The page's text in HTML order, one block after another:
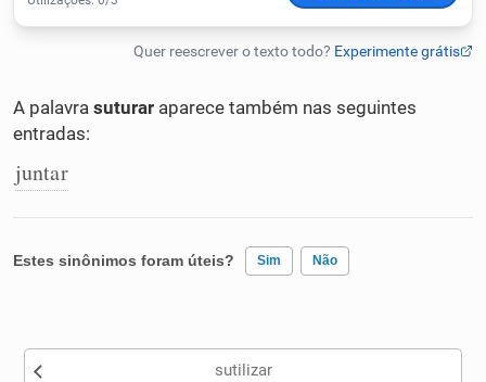
Humanizador de IA
Conexões
A palavra suturar aparece também nas seguintes
entradas:
juntar
Estes sinônimos foram úteis? Sim Não
Nenhum dos sinônimos apresentados me ajudou
sutilizar